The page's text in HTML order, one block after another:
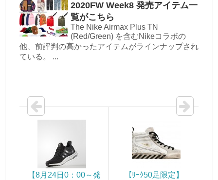
2020FW Week8 発売アイテム一
覧がこちら
The Nike Airmax Plus TN
(Red/Green) を含むNikeコラボの
他、前評判の高かったアイテムがラインナップされ
ている。 ...
【8月24日0：00～発
【ﾘｰｸ50足限定】